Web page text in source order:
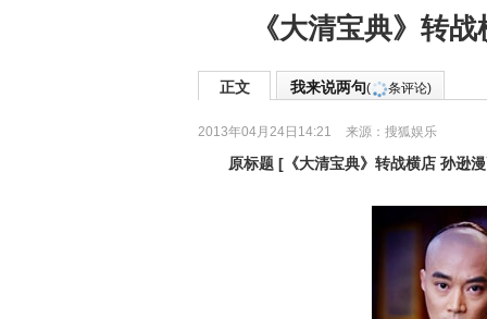
《大清宝典》转
正文 我来说两句( 条评论)
2013年04月24日14:21 来源： 搜狐娱乐
原标题 [ 《大清宝典》转战横店 孙逊